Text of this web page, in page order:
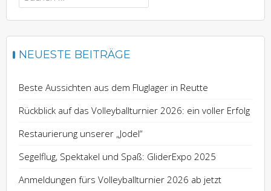
nach:
NEUESTE BEITRÄGE
Beste Aussichten aus dem Fluglager in Reutte
Rückblick auf das Volleyballturnier 2026: ein voller Erfolg
Restaurierung unserer „Jodel“
Segelflug, Spektakel und Spaß: GliderExpo 2025
Anmeldungen fürs Volleyballturnier 2026 ab jetzt